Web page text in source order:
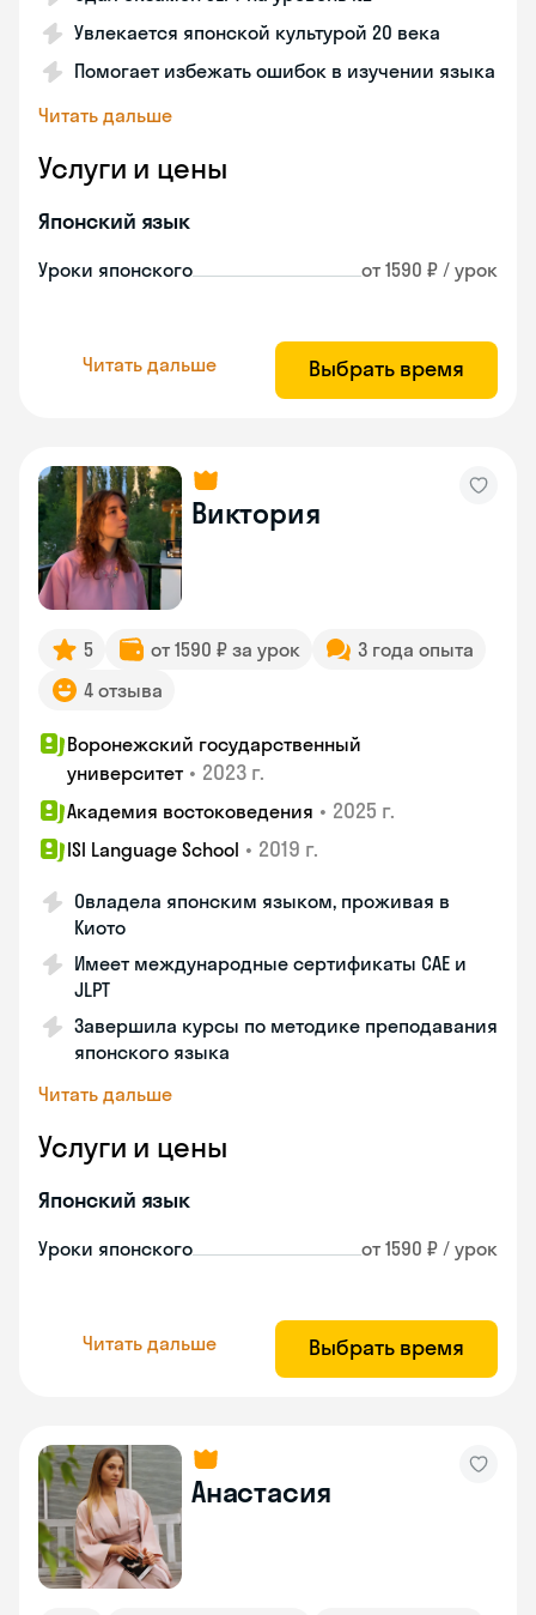
Увлекается японской культурой 20 века
Помогает избежать ошибок в изучении языка
Читать дальше
Услуги и цены
Японский язык
Уроки японского от 1590 ₽ / урок
Читать дальше Выбрать время
Виктория
5 от 1590 ₽ за урок
3 года опыта
4 отзыва
Воронежский государственный
университет • 2023 г.
Академия востоковедения • 2025 г.
ISI Language School • 2019 г.
Овладела японским языком, проживая в
Киото
Имеет международные сертификаты CAE и
JLPT
Завершила курсы по методике преподавания
японского языка
Читать дальше
Услуги и цены
Японский язык
Уроки японского от 1590 ₽ / урок
Читать дальше Выбрать время
Анастасия